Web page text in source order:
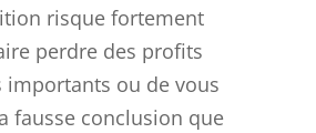
risque fortement
perdre des profits
importants ou de vous
fausse conclusion que